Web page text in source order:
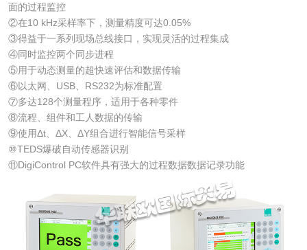
面的过程监控
②在10 kHz采样率下，测量精度可达0.05%
③得益于一系列现场总线接口，实现灵活的过程集成
④同时监控两个同步进程
⑤用于动态测量的超快速评估和数据传输
⑥以太网、USB、RS232为标准配置
⑦多达128个测量程序，适用于各种零件
⑧流程、组件和工人数据的传输
⑨使用Δt、ΔX、ΔY组合进行智能信号采样
⑩TEDS爆破自动传感器识别
⑪DigiControl PC软件具有强大的过程数据数据记录功能